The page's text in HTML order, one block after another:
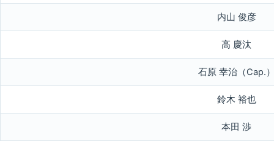
内山 俊彦
高 慶汰
石原 幸治（Cap.
鈴木 裕也
本田 渉